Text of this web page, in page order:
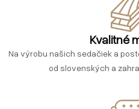
Kvalitné
Na výrobu našich sedačiek a
od slovenských a